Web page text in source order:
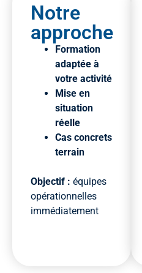
Notre
approche
Formation
adaptée à
votre activité
Mise en
situation
réelle
Cas concrets
terrain
Objectif : équipes
opérationnelles
immédiatement